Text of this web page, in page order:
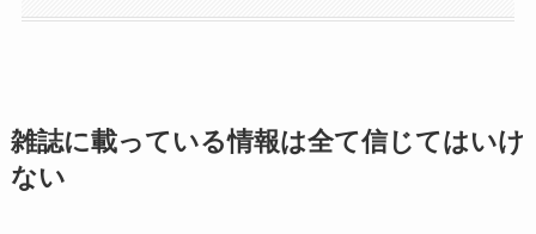
雑誌に載っている情報は全て信じてはいけ
ない